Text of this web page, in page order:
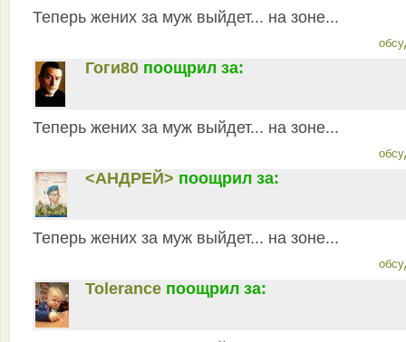
Теперь жених за муж выйдет... на зоне...
Гоги80 поощрил за:
Теперь жених за муж выйдет... на зоне...
<АНДРЕЙ> поощрил за:
Теперь жених за муж выйдет... на зоне...
Tolerance поощрил за: